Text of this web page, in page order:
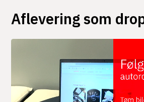
Aflevering som